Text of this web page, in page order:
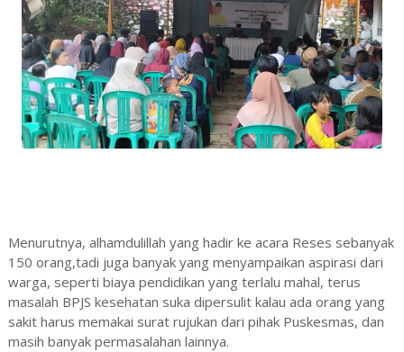
Menurutnya, alhamdulillah yang hadir ke acara Reses sebanyak
150 orang,tadi juga banyak yang menyampaikan aspirasi dari
warga, seperti biaya pendidikan yang terlalu mahal, terus
masalah BPJS kesehatan suka dipersulit kalau ada orang yang
sakit harus memakai surat rujukan dari pihak Puskesmas, dan
masih banyak permasalahan lainnya.